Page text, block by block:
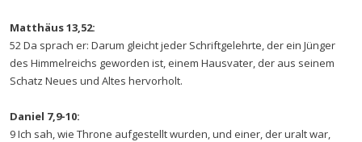
Matthäus 13,52:
52 Da sprach er: Darum gleicht jeder Schriftgelehrte, der ein Jünger
des Himmelreichs geworden ist, einem Hausvater, der aus seinem
Schatz Neues und Altes hervorholt.
Daniel 7,9-10:
9 Ich sah, wie Throne aufgestellt wurden, und einer, der uralt war,